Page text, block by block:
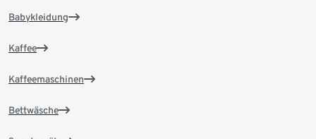
Babykleidung
Kaffee
Kaffeemaschinen
Bettwäsche